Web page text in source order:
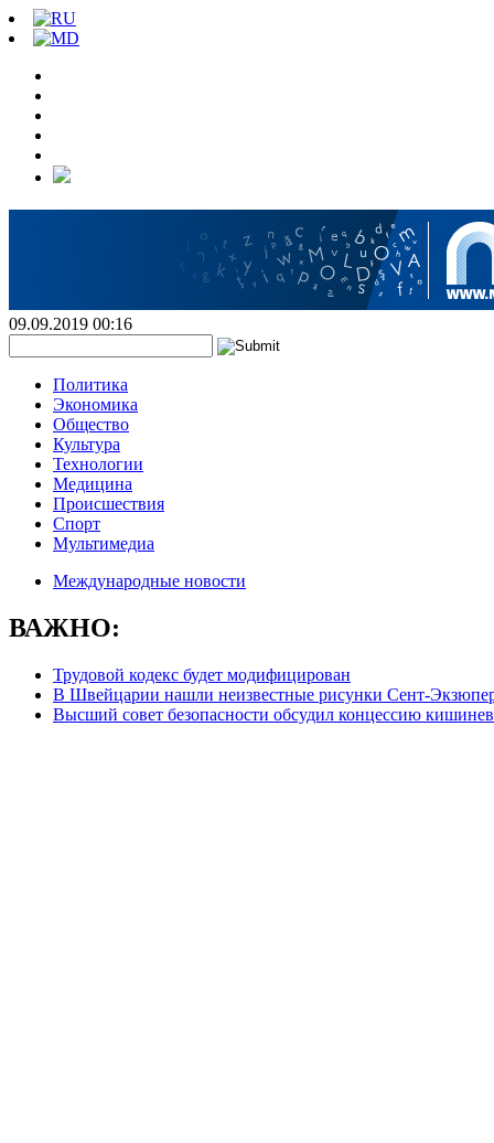
09.09.2019 00:16
Политика
Экономика
Общество
Культура
Технологии
Медицина
Происшествия
Спорт
Мультимедиа
Международные новости
ВАЖНО:
Трудовой кодекс будет модифицирован
В Швейцарии нашли неизвестные рисунки Сент-
Высший совет безопасности обсудил концессию